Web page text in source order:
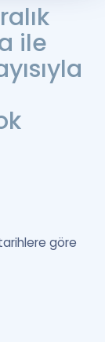
ile
tarihlere göre